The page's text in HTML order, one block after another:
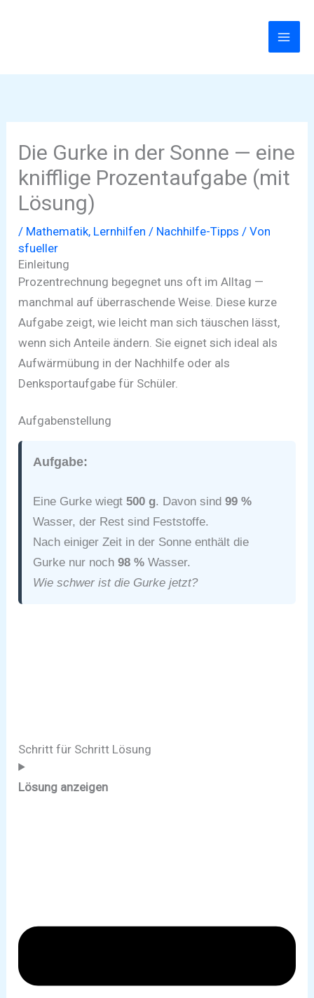
Die Gurke in der Sonne — eine
knifflige Prozentaufgabe (mit
Lösung)
/ Mathematik, Lernhilfen / Nachhilfe-Tipps / Von
sfueller
Einleitung
Prozentrechnung begegnet uns oft im Alltag —
manchmal auf überraschende Weise. Diese kurze
Aufgabe zeigt, wie leicht man sich täuschen lässt,
wenn sich Anteile ändern. Sie eignet sich ideal als
Aufwärmübung in der Nachhilfe oder als
Denksportaufgabe für Schüler.
Aufgabenstellung
Aufgabe:
Eine Gurke wiegt500 g. Davon sind99 %
Wasser, der Rest sind Feststoffe.
Nach einiger Zeit in der Sonne enthält die
Gurke nur noch98 % Wasser.
Wie schwer ist die Gurke jetzt?
Schritt für Schritt Lösung
Lösung anzeigen